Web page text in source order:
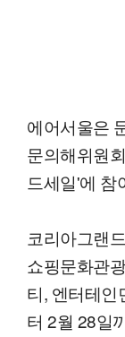
에어서울은
문의해위원
드세일'에 참
코리아그랜
쇼핑문화관
티, 엔터테인
터 2월 28일